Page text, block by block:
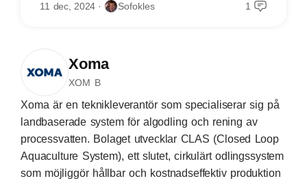
11 dec, 2024 Sofokles 1
Xoma
XOM B
Xoma är en teknikleverantör som specialiserar sig på
landbaserade system för algodling och rening av
processvatten. Bolaget utvecklar CLAS (Closed Loop
Aquaculture System), ett slutet, cirkulärt odlingssystem
som möjliggör hållbar och kostnadseffektiv produktion